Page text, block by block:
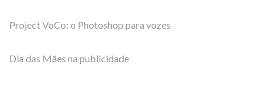
Project VoCo: o Photoshop para vozes
Dia das Mães na publicidade